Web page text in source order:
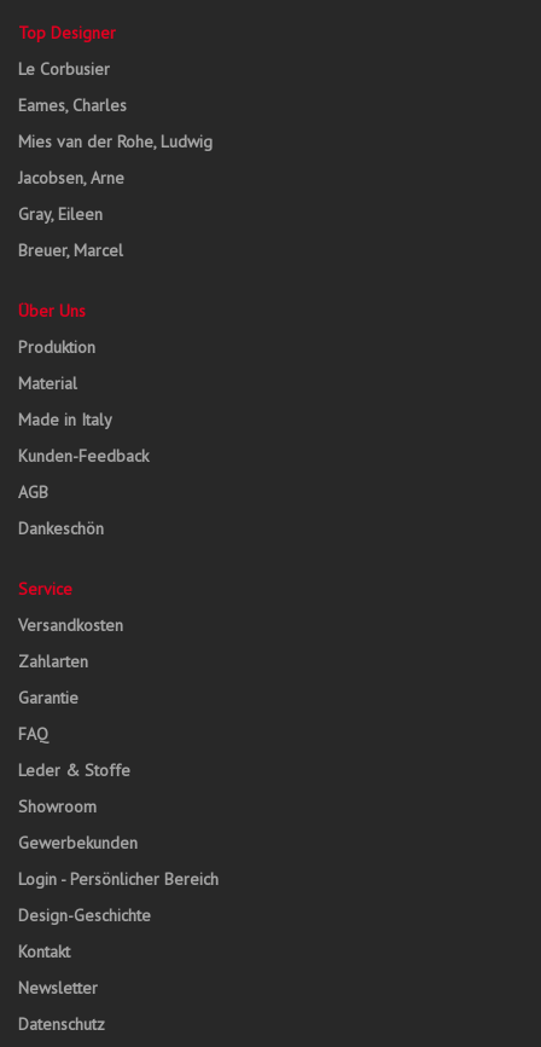
Top Designer
Le Corbusier
Eames, Charles
Mies van der Rohe, Ludwig
Jacobsen, Arne
Gray, Eileen
Breuer, Marcel
Über Uns
Produktion
Material
Made in Italy
Kunden-Feedback
AGB
Dankeschön
Service
Versandkosten
Zahlarten
Garantie
FAQ
Leder & Stoffe
Showroom
Gewerbekunden
Login - Persönlicher Bereich
Design-Geschichte
Kontakt
Newsletter
Datenschutz